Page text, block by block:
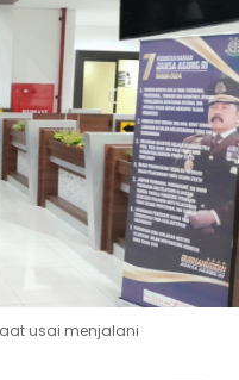
usai menjalani